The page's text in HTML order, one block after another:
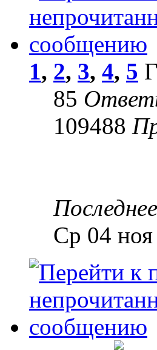
1, 2, 3, 4, 5
85
109488
Ср 04